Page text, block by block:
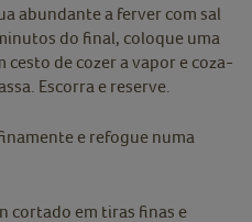
abundante a ferver com sal
do final, coloque uma
cesto de cozer a vapor e coza-
Escorra e reserve.
e refogue numa
cortado em tiras finas e